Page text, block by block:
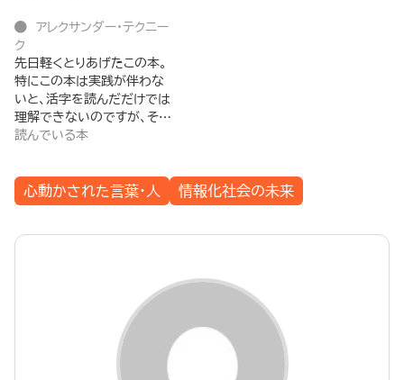
アレクサンダー・テクニー
ク
先日軽くとりあげたこの本。
特にこの本は実践が伴わな
いと、活字を読んだだけでは
理解できないのですが、そ…
読んでいる本
心動かされた言葉・人 情報化社会の未来